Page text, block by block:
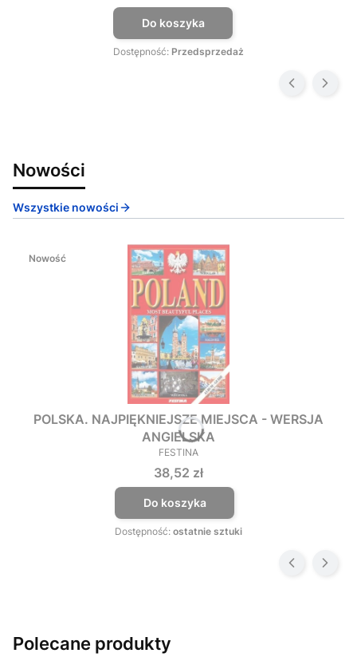
Do koszyka
Dostępność: Przedsprzedaż
Nowości
Wszystkie nowości
Nowość
POLSKA. NAJPIĘKNIEJSZE MIEJSCA - WERSJA
ANGIELSKA
PRODUCENT
FESTINA
Cena
38,52 zł
Do koszyka
Dostępność: ostatnie sztuki
Polecane produkty